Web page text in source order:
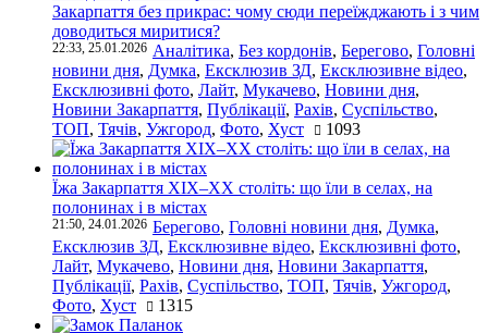
Закарпаття без прикрас: чому сюди переїжджають і з чим
доводиться миритися?
22:33, 25.01.2026 Аналітика, Без кордонів, Берегово, Головні
новини дня, Думка, Ексклюзив ЗД, Ексклюзивне відео,
Ексклюзивні фото, Лайт, Мукачево, Новини дня,
Новини Закарпаття, Публікації, Рахів, Суспільство,
ТОП, Тячів, Ужгород, Фото, Хуст 1093
Їжа Закарпаття ХІХ–ХХ століть: що їли в селах, на
полонинах і в містах
21:50, 24.01.2026 Берегово, Головні новини дня, Думка,
Ексклюзив ЗД, Ексклюзивне відео, Ексклюзивні фото,
Лайт, Мукачево, Новини дня, Новини Закарпаття,
Публікації, Рахів, Суспільство, ТОП, Тячів, Ужгород,
Фото, Хуст 1315